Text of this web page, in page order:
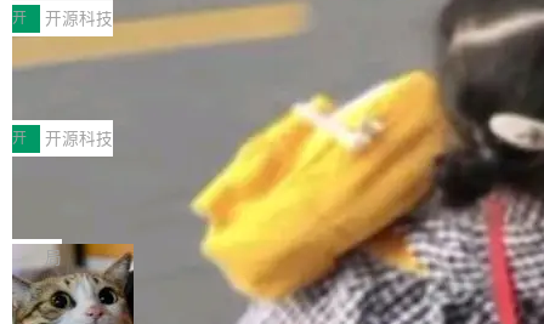
MPComm将作为一种传输引擎接入Mooncake T
ENT，实现零拷贝传输性能提升30%、非零拷贝
传输性能最高提升5倍。UCL-MPComm底层基
于自研UCL-Engine通信引擎，后续腾讯网平将
持续开源更多基于UCL-Engine的高性能通信组
件。 腾讯网平团队在UCL-MPComm中实现了一
个独立于业务线程的全局通信引擎（Engine），
型案例入选名单》，深信服“面向企业研发场景的
开源 AI 编程平台 CoStrict 应用”凭借卓越的技术
创新与落地成效成功入选。 全链路私有化部署，
助力企业AI研发安全落地 当前，越来越多企业已
经开始引入 AI Coding 工具，通过调用公有云模
型或企业内部部署模型提升研发效率。但随着 AI
Coding 从个人辅助工具逐步走向团队级、组织
级应用，企业在规模化落地过程中，对安全性、
可控性和代码质量提出了更高要求。 首先是数据
安全与合规要求。对于大多数普通研发场景，公
有云模型能够满足快速试用和效率提升的需求。
开 开源科技
深信服AI算力网关入选工信部人工智能
前不久，工业和信息化部正式发布《2025年人工
智能应用典型案例名单》，集中展示人工智能在
各领域的应用成果，覆盖技术底座、行业赋能、
产品应用、支撑保障、专题等五大方向。深信服
AI算力网关（AI创新平台）成功入选！ 随着各行
各业的Agent走向规模化建设，算力构成形态逐
渐丰富，用户关注的重点也在发生变化：不只是
让AI用起来，还要进一步看清混合算力时代下，
开 开源科技
Jeff Dean 离开 Google：一个时代的结
束，一个实验室的开始
Google 员工编号 20。MapReduce 作者之一。
Bigtable 作者之一。TensorFlow 的作者之一。
Gemini 的架构师。Google 首席科学家。 Jeff D
ean 在 Google 工作了 27 年后，宣布离职。 他
局
🔥 SolonCode v2026.8.4 发布：界面